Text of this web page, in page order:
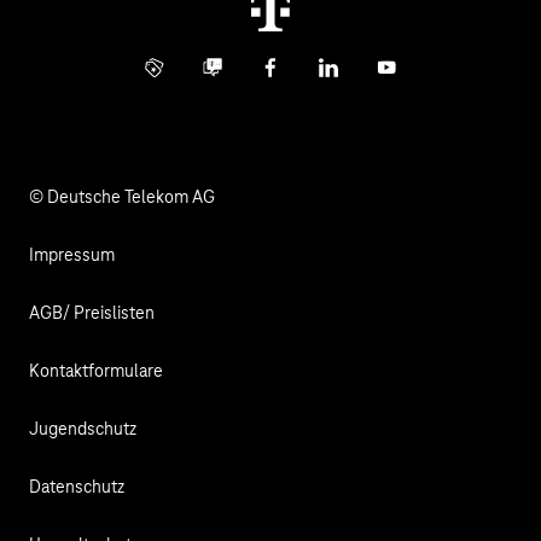
Info ServiceBusiness Community
FacebookLinkedInYouTube
© Deutsche Telekom AG
Impressum
AGB/ Preislisten
Kontaktformulare
Jugendschutz
Datenschutz